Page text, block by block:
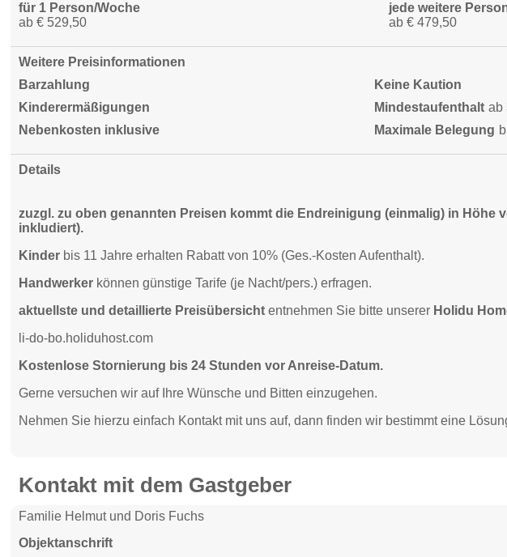
für 1 Person/Woche
ab € 529,50
jede weitere
ab € 479,50
Weitere Preisinformationen
Barzahlung
Keine Kaution
Kinderermäßigungen
Mindestaufenthalt ab
Nebenkosten inklusive
Maximale Belegung
Details
zuzgl. zu oben genannten Preisen kommt die Endreinigung (einmalig) in Höhe
inkludiert).
Kinder bis 11 Jahre erhalten Rabatt von 10% (Ges.-Kosten Aufenthalt).
Handwerker können günstige Tarife (je Nacht/pers.) erfragen.
aktuellste und detaillierte Preisübersicht entnehmen Sie bitte unserer Holidu
li-do-bo.holiduhost.com
Kostenlose Stornierung bis 24 Stunden vor Anreise-Datum.
Gerne versuchen wir auf Ihre Wünsche und Bitten einzugehen.
Nehmen Sie hierzu einfach Kontakt mit uns auf, dann finden wir bestimmt eine
Kontakt mit dem Gastgeber
Familie Helmut und Doris Fuchs
Objektanschrift